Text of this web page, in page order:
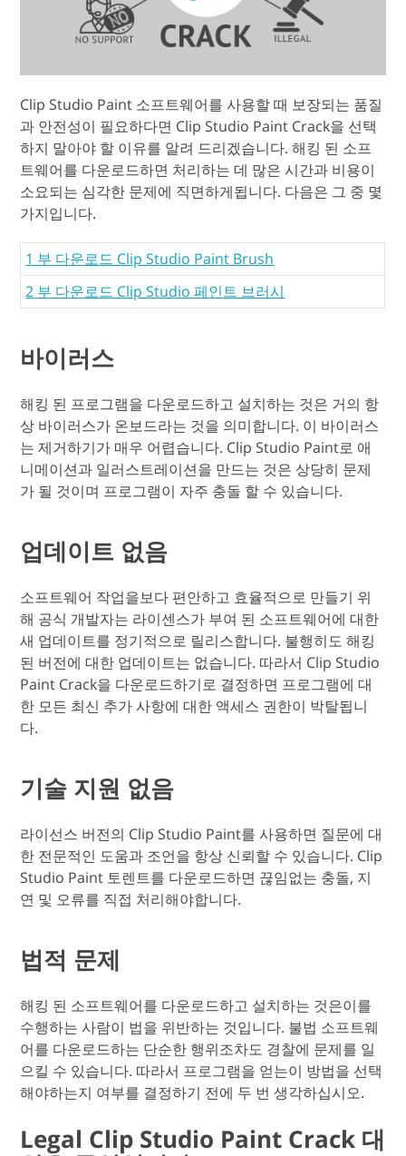
Clip Studio Paint 소프트웨어를 사용할 때 보장되는 품질
과 안전성이 필요하다면 Clip Studio Paint Crack을 선택
하지 말아야 할 이유를 알려 드리겠습니다. 해킹 된 소프
트웨어를 다운로드하면 처리하는 데 많은 시간과 비용이
소요되는 심각한 문제에 직면하게됩니다. 다음은 그 중 몇
가지입니다.
1 부 다운로드 Clip Studio Paint Brush
2 부 다운로드 Clip Studio 페인트 브러시
바이러스
해킹 된 프로그램을 다운로드하고 설치하는 것은 거의 항
상 바이러스가 온보드라는 것을 의미합니다. 이 바이러스
는 제거하기가 매우 어렵습니다. Clip Studio Paint로 애
니메이션과 일러스트레이션을 만드는 것은 상당히 문제
가 될 것이며 프로그램이 자주 충돌 할 수 있습니다.
업데이트 없음
소프트웨어 작업을보다 편안하고 효율적으로 만들기 위
해 공식 개발자는 라이센스가 부여 된 소프트웨어에 대한
새 업데이트를 정기적으로 릴리스합니다. 불행히도 해킹
된 버전에 대한 업데이트는 없습니다. 따라서 Clip Studio
Paint Crack을 다운로드하기로 결정하면 프로그램에 대
한 모든 최신 추가 사항에 대한 액세스 권한이 박탈됩니
다.
기술 지원 없음
라이선스 버전의 Clip Studio Paint를 사용하면 질문에 대
한 전문적인 도움과 조언을 항상 신뢰할 수 있습니다. Clip
Studio Paint 토렌트를 다운로드하면 끊임없는 충돌, 지
연 및 오류를 직접 처리해야합니다.
법적 문제
해킹 된 소프트웨어를 다운로드하고 설치하는 것은이를
수행하는 사람이 법을 위반하는 것입니다. 불법 소프트웨
어를 다운로드하는 단순한 행위조차도 경찰에 문제를 일
으킬 수 있습니다. 따라서 프로그램을 얻는이 방법을 선택
해야하는지 여부를 결정하기 전에 두 번 생각하십시오.
Legal Clip Studio Paint Crack 대